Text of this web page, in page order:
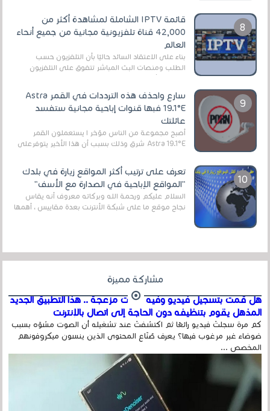
قائمة IPTV الشاملة لمشاهدة أكثر من
42,000 قناة تلفزيونية مجانية من جميع أنحاء
العالم
بناءً على الاعتقاد السائد حاليًا بأن التلفزيون حسب
الطلب ومنصات البث المباشر تتفوق على التلفزيون
سارع واحذف هذه الترددات في القمر Astra
19.1°E فبها قنوات إباحية مجانية ستفسد
عائلتك
أصبح مجموعة من الناس مؤخر ا يستعملون القمر
Astra 19.1°E شرق وذلك بسبب أن هذا الأخير يتوفرعلى
تعرف على ترتيب أكثر المواقع زيارة في بلدك
"المواقع الإباحية في الصدارة مع الأسف"
السلام عليكم ورحمة الله وبركاته معروف أنه يقاس
نجاح موقع ما على شبكة الأنترنت بعدة مقاييس ، أهمها
مشاركة مميزة
هل قمت بتسجيل فيديو وفيه أصوت مزعجة .. هذا التطبيق الجديد
المذهل يقوم بتنظيفه دون الحاجة إلى اتصال بالإنترنت
كم مرة سجلتَ فيديو رائعًا ثم اكتشفتَ عند تشغيله أن الصوت مشوّه بسبب
ضوضاء غير مرغوب فيها؟ يعرف صُنّاع المحتوى الذين ينسون ميكروفونهم
المخصص ...